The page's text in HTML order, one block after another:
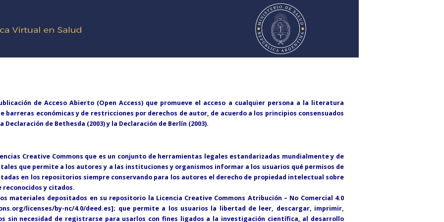
de Acceso Abierto (Open Access) que promueve el acceso a cualquier persona a la literatura
económicas y de restricciones por derechos de autor, de acuerdo a los principios consensuados
Declaración de Bethesda (2003) y la Declaración de Berlín (2003).
Creative Commons que es un conjunto de herramientas legales estandarizadas mundialmente y de
que permite a los autores y a las instituciones y organismos informar a los usuarios qué permisos de
en los repositorios siempre conservando para los autores el derecho de propiedad intelectual sobre
reconocidos y citados.
materiales depositados en su repositorio la Licencia Creative Commons Atribución – No Comercial 4.0
licenses/by-nc/4.0/deed.es]; que permite a los usuarios la libertad de leer, descargar, imprimir,
sin necesidad de registrarse para usarlos con fines ligados a la investigación científica, al desarrollo